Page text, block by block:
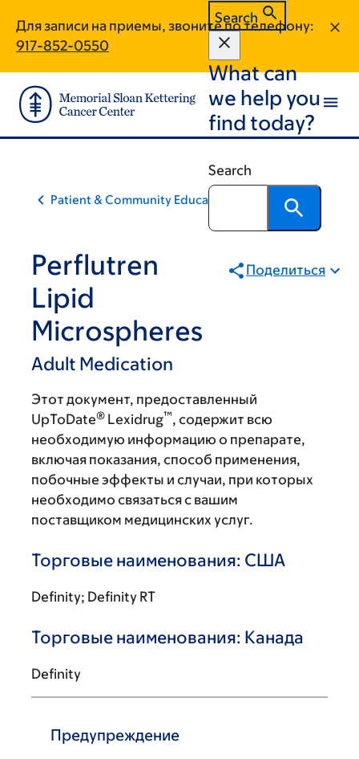
main
content
footer
Для записи на приемы, звоните по телефону:
917-852-0550
Search
What can
we help you
find today?
Search
Patient & Community Education
Perflutren
Lipid
Microspheres
Adult Medication
Поделиться
Этот документ, предоставленный
UpToDate® Lexidrug™, содержит всю
необходимую информацию о препарате,
включая показания, способ применения,
побочные эффекты и случаи, при которых
необходимо связаться с вашим
поставщиком медицинских услуг.
Торговые наименования: США
Definity; Definity RT
Торговые наименования: Канада
Definity
Предупреждение